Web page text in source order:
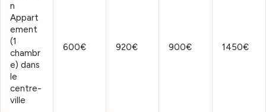
n
Appart
ement
(1
chambr
e) dans
le
centre-
ville
600€ 920€ 900€ 1450€